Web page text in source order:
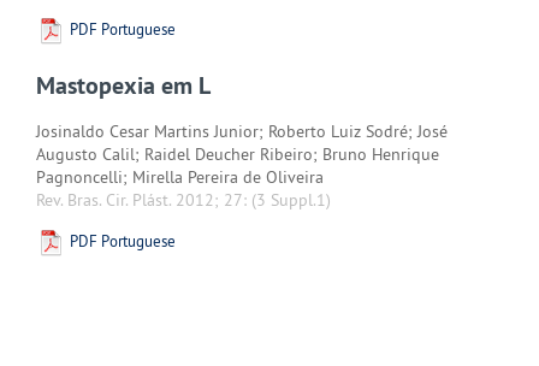
PDF Portuguese
Mastopexia em L
Josinaldo Cesar Martins Junior; Roberto Luiz Sodré; José
Augusto Calil; Raidel Deucher Ribeiro; Bruno Henrique
Pagnoncelli; Mirella Pereira de Oliveira
Rev. Bras. Cir. Plást. 2012; 27: (3 Suppl.1)
PDF Portuguese